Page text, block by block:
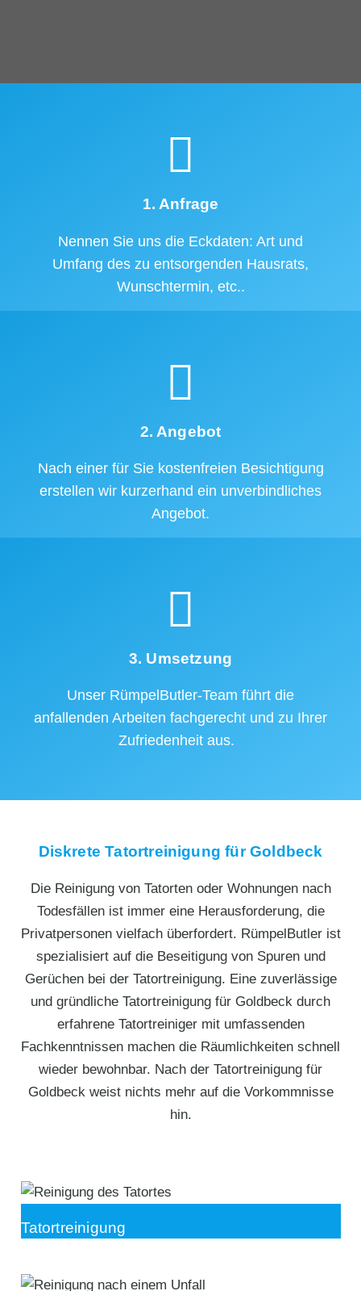
1. Anfrage
Nennen Sie uns die Eckdaten: Art und
Umfang des zu entsorgenden Hausrats,
Wunschtermin, etc..
2. Angebot
Nach einer für Sie kostenfreien Besichtigung
erstellen wir kurzerhand ein unverbindliches
Angebot.
3. Umsetzung
Unser RümpelButler-Team führt die
anfallenden Arbeiten fachgerecht und zu Ihrer
Zufriedenheit aus.
Diskrete Tatortreinigung für Goldbeck
Die Reinigung von Tatorten oder Wohnungen nach
Todesfällen ist immer eine Herausforderung, die
Privatpersonen vielfach überfordert. RümpelButler ist
spezialisiert auf die Beseitigung von Spuren und
Gerüchen bei der Tatortreinigung. Eine zuverlässige
und gründliche Tatortreinigung für Goldbeck durch
erfahrene Tatortreiniger mit umfassenden
Fachkenntnissen machen die Räumlichkeiten schnell
wieder bewohnbar. Nach der Tatortreinigung für
Goldbeck weist nichts mehr auf die Vorkommnisse
hin.
Tatortreinigung